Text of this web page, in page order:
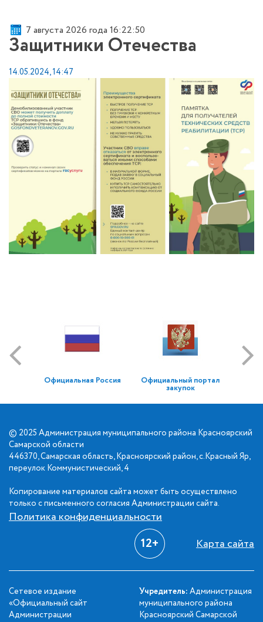
7 августа 2026 года 16:22:51
Защитники Отечества
14.05.2024, 14:47
Официальная Россия Официальный портал
закупок
© 2025 Администрация муниципального района Красноярский
Самарской области
446370, Самарская область, Красноярский район, с.Красный Яр,
переулок Коммунистический, 4
Копирование материалов сайта может быть осуществлено
только с письменного согласия Администрации сайта.
Политика конфиденциальности
12+ Карта сайта
Сетевое издание
«Официальный сайт
Администрации
Учредитель: Администрация
муниципального района
Красноярский Самарской